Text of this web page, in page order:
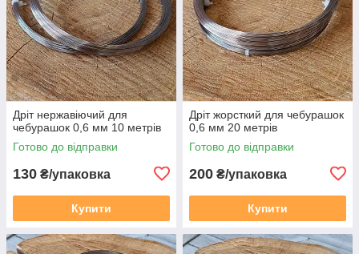
Дріт нержавіючий для
чебурашок 0,6 мм 10 метрів
Готово до відправки
130 ₴/упаковка
Купити
Дріт жорсткий для чебурашок
0,6 мм 20 метрів
Готово до відправки
200 ₴/упаковка
Купити